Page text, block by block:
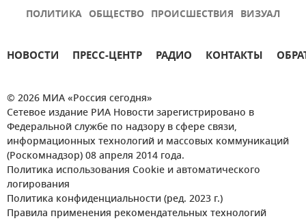
ПОЛИТИКА ОБЩЕСТВО ПРОИСШЕСТВИЯ ВИЗУАЛ
НОВОСТИ ПРЕСС-ЦЕНТР РАДИО КОНТАКТЫ
© 2026 МИА «Россия сегодня»
Сетевое издание РИА Новости зарегистрировано в
Федеральной службе по надзору в сфере связи,
информационных технологий и массовых коммуникаций
(Роскомнадзор) 08 апреля 2014 года.
Политика использования Cookie и автоматического
логирования
Политика конфиденциальности (ред. 2023 г.)
Правила применения рекомендательных технологий